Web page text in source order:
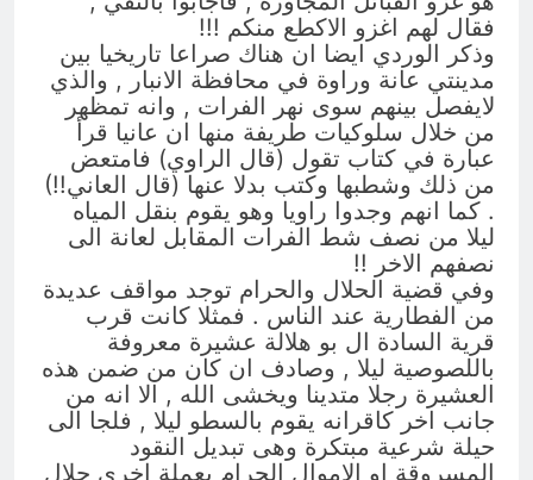
فقال لهم اغزو الاكطع منكم !!!
وذكر الوردي ايضا ان هناك صراعا تاريخيا بين
مدينتي عانة وراوة في محافظة الانبار , والذي
لايفصل بينهم سوى نهر الفرات , وانه تمظهر
من خلال سلوكيات طريفة منها ان عانيا قرأ
عبارة في كتاب تقول (قال الراوي) فامتعض
من ذلك وشطبها وكتب بدلا عنها (قال العاني!!)
. كما انهم وجدوا راويا وهو يقوم بنقل المياه
ليلا من نصف شط الفرات المقابل لعانة الى
نصفهم الاخر !!
وفي قضية الحلال والحرام توجد مواقف عديدة
من الفطارية عند الناس . فمثلا كانت قرب
قرية السادة ال بو هلالة عشيرة معروفة
باللصوصية ليلا , وصادف ان كان من ضمن هذه
العشيرة رجلا متدينا ويخشى الله , الا انه من
جانب اخر كاقرانه يقوم بالسطو ليلا , فلجا الى
حيلة شرعية مبتكرة وهى تبديل النقود
المسروقة او الاموال الحرام بعملة اخرى حلال